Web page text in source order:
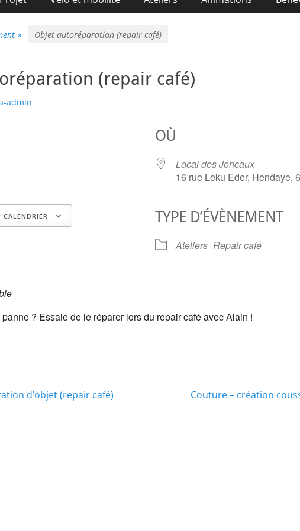
» Objet autoréparation (repair café)
(repair café)
admin
Calendrier Google
OÙ
Local des Joncaux
16 rue Leku Eder, Hendaye,
TYPE D’ÉVÈNEMENT
Ateliers Repair café
? Essaie de le réparer lors du repair café avec Alain !
d’objet (repair café)
Couture – création